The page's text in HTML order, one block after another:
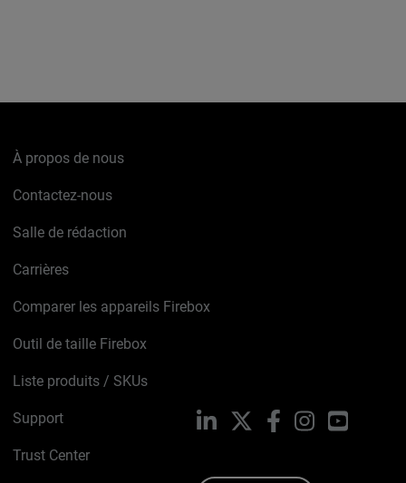
À propos de nous
Contactez-nous
Salle de rédaction
Carrières
Comparer les appareils Firebox
Outil de taille Firebox
Liste produits / SKUs
Support
Trust Center
LinkedIn FacebookInstagramYouTube